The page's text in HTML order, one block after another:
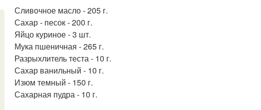
Сливочное масло - 205 г.
Сахар - песок - 200 г.
Яйцо куриное - 3 шт.
Мука пшеничная - 265 г.
Разрыхлитель теста - 10 г.
Сахар ванильный - 10 г.
Изюм темный - 150 г.
Сахарная пудра - 10 г.